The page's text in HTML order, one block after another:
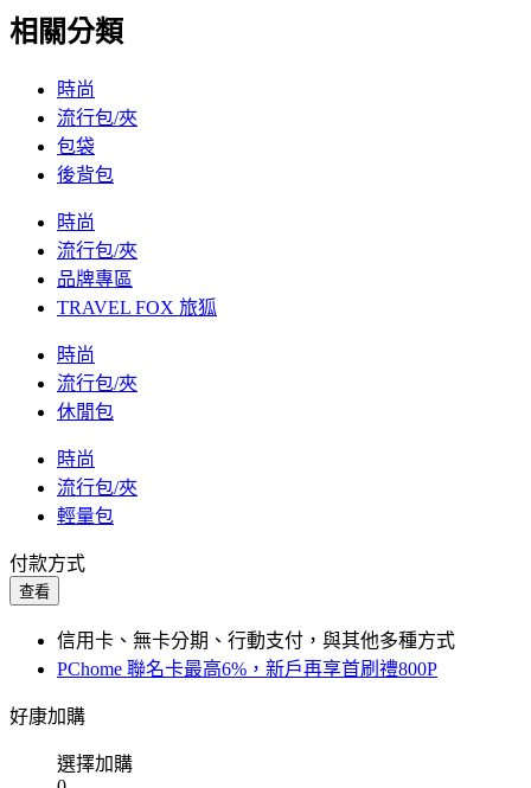
相關分類
時尚
流行包/夾
包袋
後背包
時尚
流行包/夾
品牌專區
TRAVEL FOX 旅狐
時尚
流行包/夾
休閒包
時尚
流行包/夾
輕量包
付款方式
查看
信用卡、無卡分期、行動支付，與其他多種方式
PChome 聯名卡最高6%，新戶再享首刷禮800P
好康加購
選擇加購